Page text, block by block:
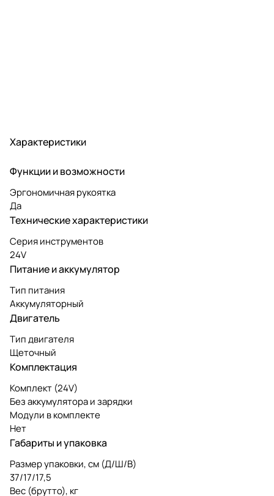
Характеристики
Функции и возможности
Эргономичная рукоятка
Да
Технические характеристики
Серия инструментов
24V
Питание и аккумулятор
Тип питания
Аккумуляторный
Двигатель
Тип двигателя
Щеточный
Комплектация
Комплект (24V)
Без аккумулятора и зарядки
Модули в комплекте
Нет
Габариты и упаковка
Размер упаковки, см (Д/Ш/В)
37/17/17,5
Вес (брутто), кг